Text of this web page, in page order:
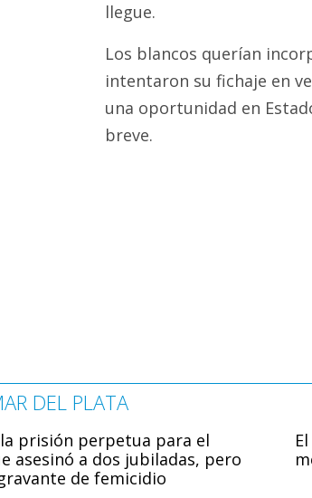
llegue.
Los blancos querían
intentaron su fichaje en
una oportunidad en
breve.
DEL PLATA
prisión perpetua para el
asesinó a dos jubiladas, pero
de femicidio